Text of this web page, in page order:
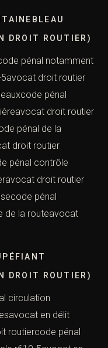
DROIT ROUTIER)
pénal notamment
droit routier
pénal
droit routier
pénal de la
droit routier
pénal contrôle
droit routier
pénal
de la routeavocat
DROIT ROUTIER)
circulation
en délit
routiercode pénal